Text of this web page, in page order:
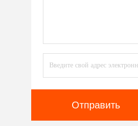
Отправить